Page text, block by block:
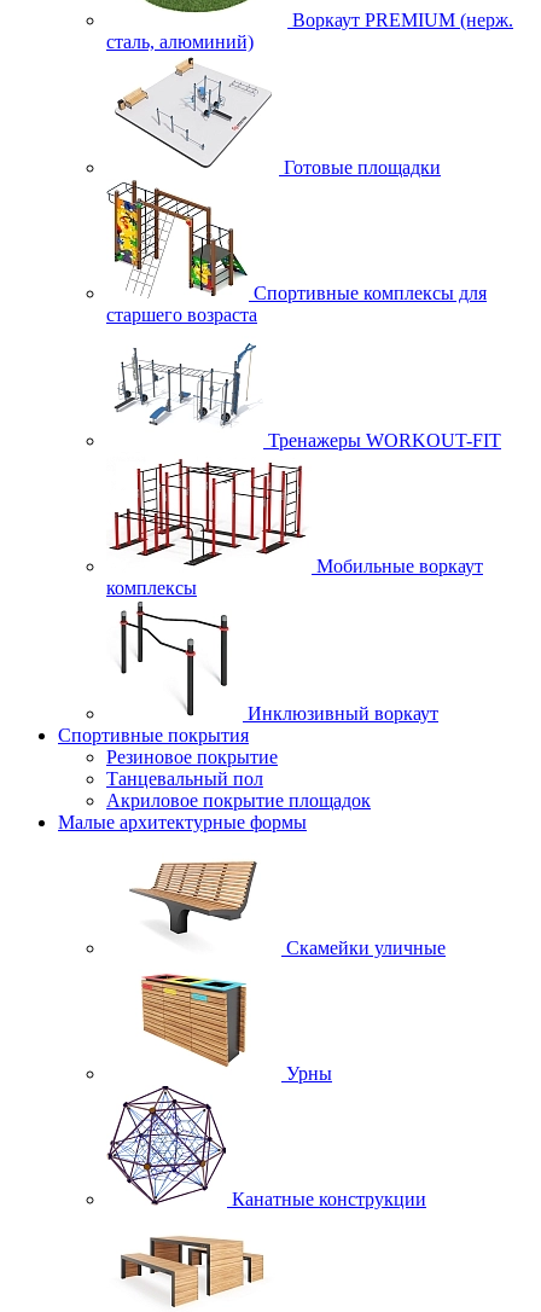
Воркаут PREMIUM (нерж.
сталь, алюминий)
Готовые площадки
Спортивные комплексы для
старшего возраста
Тренажеры WORKOUT-FIT
Мобильные воркаут
комплексы
Инклюзивный воркаут
Спортивные покрытия
Резиновое покрытие
Танцевальный пол
Акриловое покрытие площадок
Малые архитектурные формы
Скамейки уличные
Урны
Канатные конструкции